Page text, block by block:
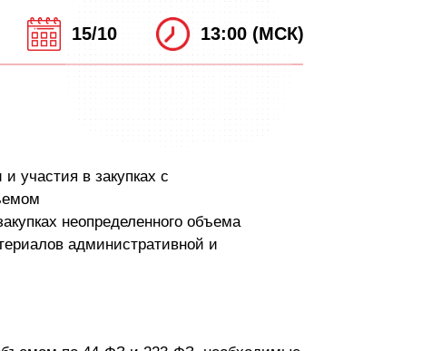
13:00 (МСК)
15/10
участия в закупках с
неопределенного объема
административной и